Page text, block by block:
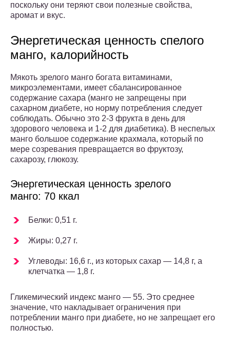
поскольку они теряют свои полезные свойства,
аромат и вкус.
Энергетическая ценность спелого
манго, калорийность
Мякоть зрелого манго богата витаминами,
микроэлементами, имеет сбалансированное
содержание сахара (манго не запрещены при
сахарном диабете, но норму потребления следует
соблюдать. Обычно это 2-3 фрукта в день для
здорового человека и 1-2 для диабетика). В неспелых
манго большое содержание крахмала, который по
мере созревания превращается во фруктозу,
сахарозу, глюкозу.
Энергетическая ценность зрелого
манго: 70 ккал
Белки: 0,51 г.
Жиры: 0,27 г.
Углеводы: 16,6 г., из которых сахар — 14,8 г, а
клетчатка — 1,8 г.
Гликемический индекс манго — 55. Это среднее
значение, что накладывает ограничения при
потреблении манго при диабете, но не запрещает его
полностью.